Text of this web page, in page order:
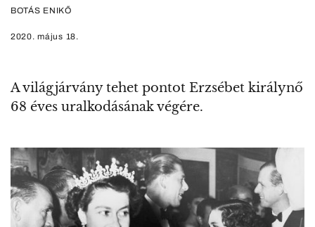
BOTÁS ENIKŐ
2020. május 18.
A világjárvány tehet pontot Erzsébet királynő
68 éves uralkodásának végére.